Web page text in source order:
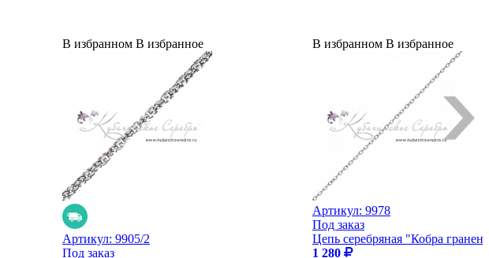
В избранном В избранное
Артикул: 9905/2
Под заказ
В избранном В избранное
Артикул: 9978
Под заказ
Цепь серебряная "Кобра
1 280